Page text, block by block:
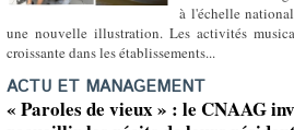
à l'échelle
une nouvelle illustration. Les activités
croissante dans les établissements...
ACTU ET MANAGEMENT
« Paroles de vieux » : le CNAAG